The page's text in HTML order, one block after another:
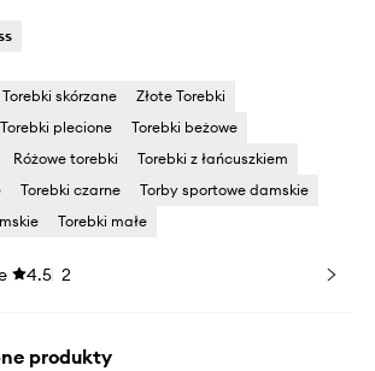
Torebki skórzane
Złote Torebki
Torebki plecione
Torebki beżowe
Różowe torebki
Torebki z łańcuszkiem
Torebki czarne
Torby sportowe damskie
Torebki małe
4.5 2
produkty